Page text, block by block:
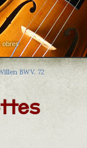
obres
BWV. 72